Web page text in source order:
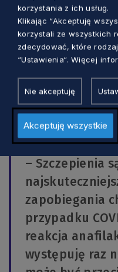
Jak twierdzą
tzw. odporność
zaszczepić nawet
niezaszczepionych
względów
preparatu oraz
właśnie, aby
zaszczepić.
– Szczepienia
zapobiegania
przypadku
reakcja
występuję raz
korzystania z ich usług.
Klikając “Akceptuję
korzystali ze wszystkich
zdecydować, które
“Ustawienia“. Więcej
Nie akceptuję
Akceptuję wszystkie